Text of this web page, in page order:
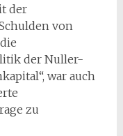
der
von
der Nuller-
war auch
zu